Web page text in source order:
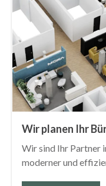
Wir planen Ihr
Wir sind Ihr Partner
moderner und